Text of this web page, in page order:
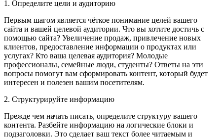
1. Определите цели и аудиторию
Первым шагом является чёткое понимание целей вашего
сайта и вашей целевой аудитории. Что вы хотите достичь с
помощью сайта? Увеличение продаж, привлечение новых
клиентов, предоставление информации о продуктах или
услугах? Кто ваша целевая аудитория? Молодые
профессионалы, семейные люди, студенты? Ответы на эти
вопросы помогут вам сформировать контент, который будет
интересен и полезен вашим посетителям.
2. Структурируйте информацию
Прежде чем начать писать, определите структуру вашего
контента. Разбейте информацию на логические блоки и
подзаголовки. Это сделает ваш текст более читаемым и